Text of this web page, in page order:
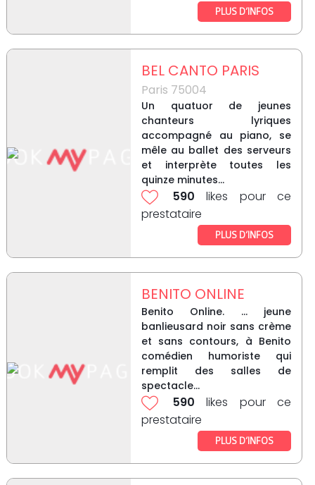
PLUS D’INFOS
BEL CANTO PARIS
Paris 75004
Un quatuor de jeunes
chanteurs lyriques
accompagné au piano, se
mêle au ballet des serveurs
et interprète toutes les
quinze minutes...
590 likes pour ce
prestataire
PLUS D’INFOS
BENITO ONLINE
Benito Online. ... jeune
banlieusard noir sans crème
et sans contours, à Benito
comédien humoriste qui
remplit des salles de
spectacle...
590 likes pour ce
prestataire
PLUS D’INFOS